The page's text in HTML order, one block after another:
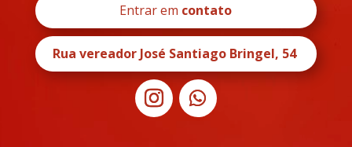
Entrar em contato
Rua vereador José Santiago Bringel, 54